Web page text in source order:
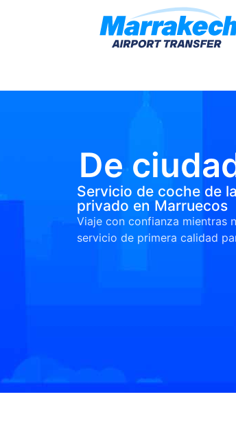
De
Servicio de coche de
privado en Marruecos
Viaje con confianza mientras
servicio de primera calidad